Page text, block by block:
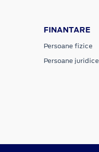
FINANTARE
Persoane fizice
Persoane juridice